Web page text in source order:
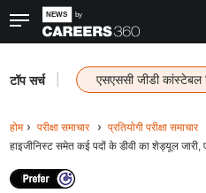
टॉप सर्च एसएससी जीडी
होम परीक्षा समाचार प्रतियोगी परीक्षा समाचार
हाइजीनिस्ट समेत कई पदों के डीवी का शेड्यूल जारी,